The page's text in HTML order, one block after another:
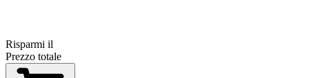
Risparmi il
Prezzo totale